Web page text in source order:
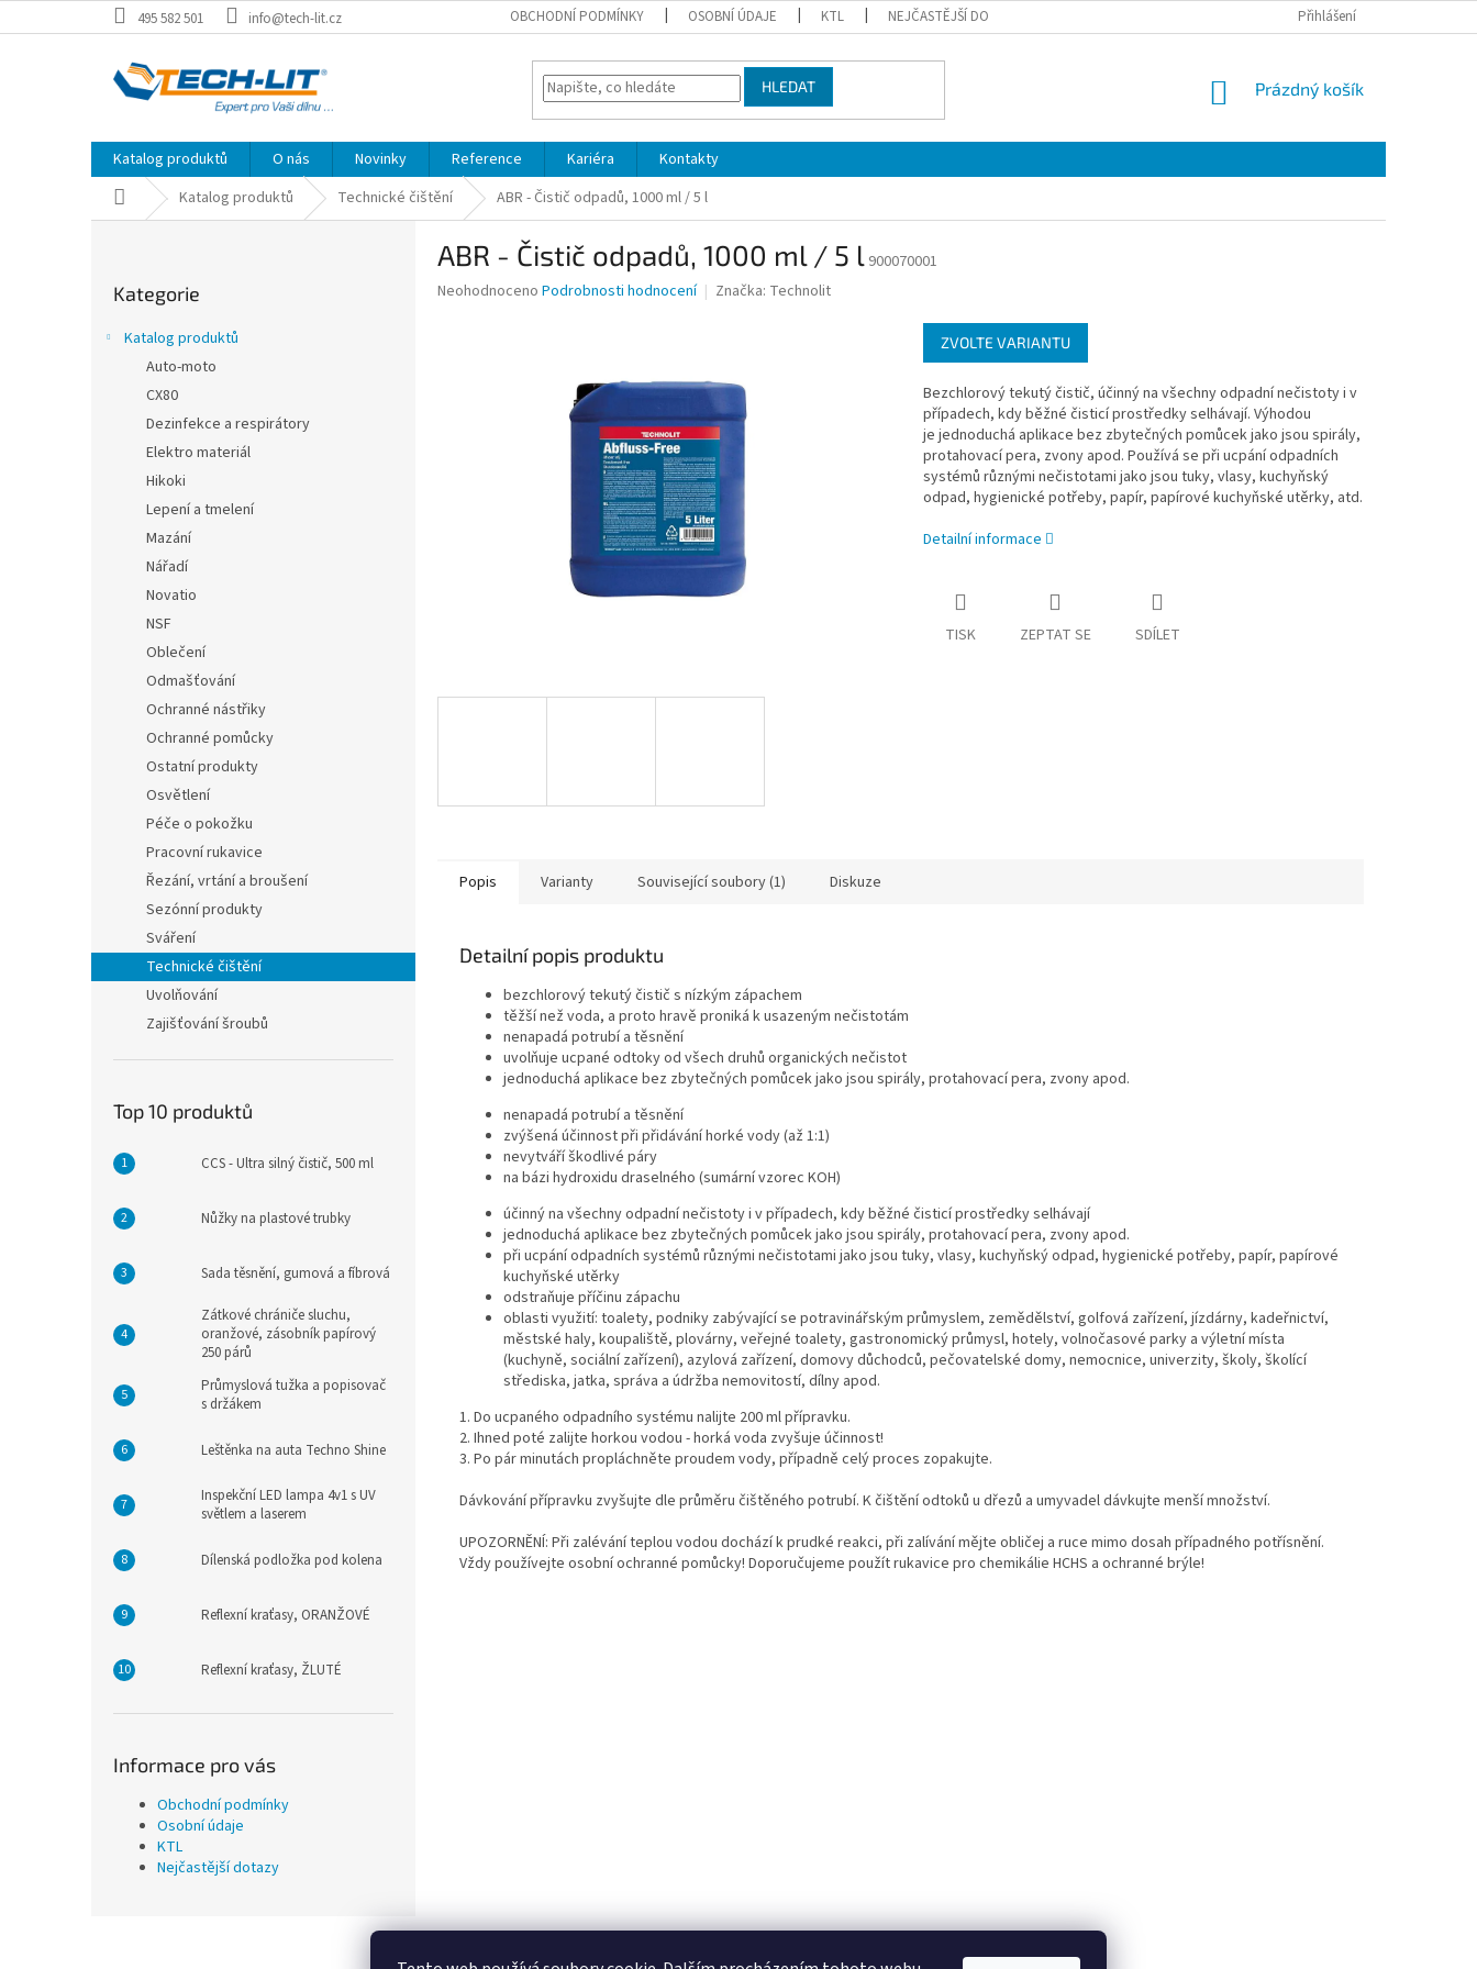
na
495 582 501 info@tech-lit.cz OBCHODNÍ PODMÍNKY OSOBNÍ ÚDAJE KTL NEJČASTĚJŠÍ DOTAZY Přihlášení
HLEDAT
NÁKUPNÍ
Prázdný košík
Katalog produktů O nás Novinky Reference Kariéra
Kontakty
Domů Katalog produktů Technické čištění ABR - Čistič odpadů, 1000 ml / 5 l
kategorie
Kategorie
Katalog produktů
Auto-moto
CX80
Dezinfekce a respirátory
Elektro materiál
Hikoki
Lepení a tmelení
Mazání
Nářadí
Novatio
NSF
Oblečení
Odmašťování
Ochranné nástřiky
Ochranné pomůcky
Ostatní produkty
Osvětlení
Péče o pokožku
Pracovní rukavice
Řezání, vrtání a broušení
Sezónní produkty
Sváření
Technické čištění
Uvolňování
Zajišťování šroubů
Top 10 produktů
CCS - Ultra silný čistič, 500 ml
Nůžky na plastové trubky
Sada těsnění, gumová a fíbrová
Zátkové chrániče sluchu,
oranžové, zásobník papírový
250 párů
Průmyslová tužka a popisovač
s držákem
Leštěnka na auta Techno Shine
Inspekční LED lampa 4v1 s UV
světlem a laserem
Dílenská podložka pod kolena
Reflexní kraťasy, ORANŽOVÉ
Reflexní kraťasy, ŽLUTÉ
Informace pro vás
Obchodní podmínky
Osobní údaje
KTL
Nejčastější dotazy
ABR - Čistič odpadů, 1000 ml / 5 l 900070001
Průměrné
Neohodnoceno Podrobnosti hodnocení Značka: Technolit
ZVOLTE VARIANTU
Bezchlorový tekutý čistič, účinný na všechny odpadní nečistoty i v
případech, kdy běžné čisticí prostředky selhávají. Výhodou
je jednoduchá aplikace bez zbytečných pomůcek jako jsou spirály,
protahovací pera, zvony apod. Používá se při ucpání odpadních
systémů různými nečistotami jako jsou tuky, vlasy, kuchyňský
odpad, hygienické potřeby, papír, papírové kuchyňské utěrky, atd.
Detailní informace
TISK ZEPTAT SE SDÍLET
Popis Varianty Související soubory (1) Diskuze
Detailní popis produktu
bezchlorový tekutý čistič s nízkým zápachem
těžší než voda, a proto hravě proniká k usazeným nečistotám
nenapadá potrubí a těsnění
uvolňuje ucpané odtoky od všech druhů organických nečistot
jednoduchá aplikace bez zbytečných pomůcek jako jsou spirály, protahovací pera, zvony apod.
nenapadá potrubí a těsnění
zvýšená účinnost při přidávání horké vody (až 1:1)
nevytváří škodlivé páry
na bázi hydroxidu draselného (sumární vzorec KOH)
účinný na všechny odpadní nečistoty i v případech, kdy běžné čisticí prostředky selhávají
jednoduchá aplikace bez zbytečných pomůcek jako jsou spirály, protahovací pera, zvony apod.
při ucpání odpadních systémů různými nečistotami jako jsou tuky, vlasy, kuchyňský odpad, hygienické potřeby, papír, papírové
kuchyňské utěrky
odstraňuje příčinu zápachu
oblasti využití: toalety, podniky zabývající se potravinářským průmyslem, zemědělství, golfová zařízení, jízdárny, kadeřnictví,
městské haly, koupaliště, plovárny, veřejné toalety, gastronomický průmysl, hotely, volnočasové parky a výletní místa
(kuchyně, sociální zařízení), azylová zařízení, domovy důchodců, pečovatelské domy, nemocnice, univerzity, školy, školící
střediska, jatka, správa a údržba nemovitostí, dílny apod.
1. Do ucpaného odpadního systému nalijte 200 ml přípravku.
2. Ihned poté zalijte horkou vodou - horká voda zvyšuje účinnost!
3. Po pár minutách propláchněte proudem vody, případně celý proces zopakujte.
Dávkování přípravku zvyšujte dle průměru čištěného potrubí. K čištění odtoků u dřezů a umyvadel dávkujte menší množství.
UPOZORNĚNÍ: Při zalévání teplou vodou dochází k prudké reakci, při zalívání mějte obličej a ruce mimo dosah případného potřísnění.
Vždy používejte osobní ochranné pomůcky! Doporučujeme použít rukavice pro chemikálie HCHS a ochranné brýle!
Statek ostružno Nejčastěji kladené dotazy